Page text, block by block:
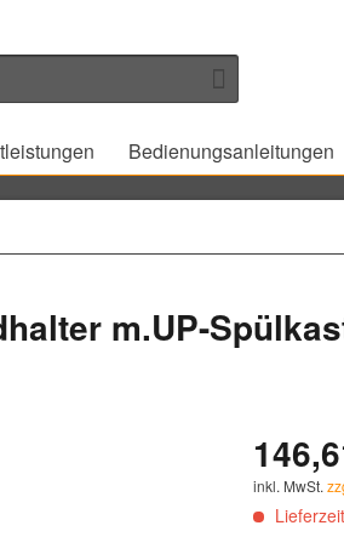
Bedienungsanleitungen
m.UP-
inkl. MwSt.